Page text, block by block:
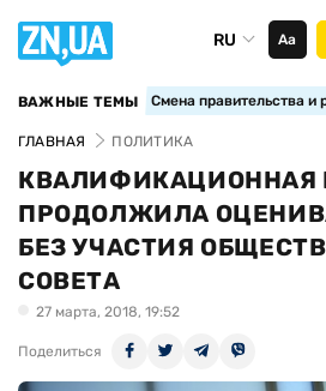
RU Аа
ВАЖНЫЕ ТЕМЫ Смена правительства и
ГЛАВНАЯ ПОЛИТИКА
КВАЛИФИКАЦИОННАЯ
ПРОДОЛЖИЛА
БЕЗ УЧАСТИЯ
СОВЕТА
27 марта, 2018, 19:52
Поделиться